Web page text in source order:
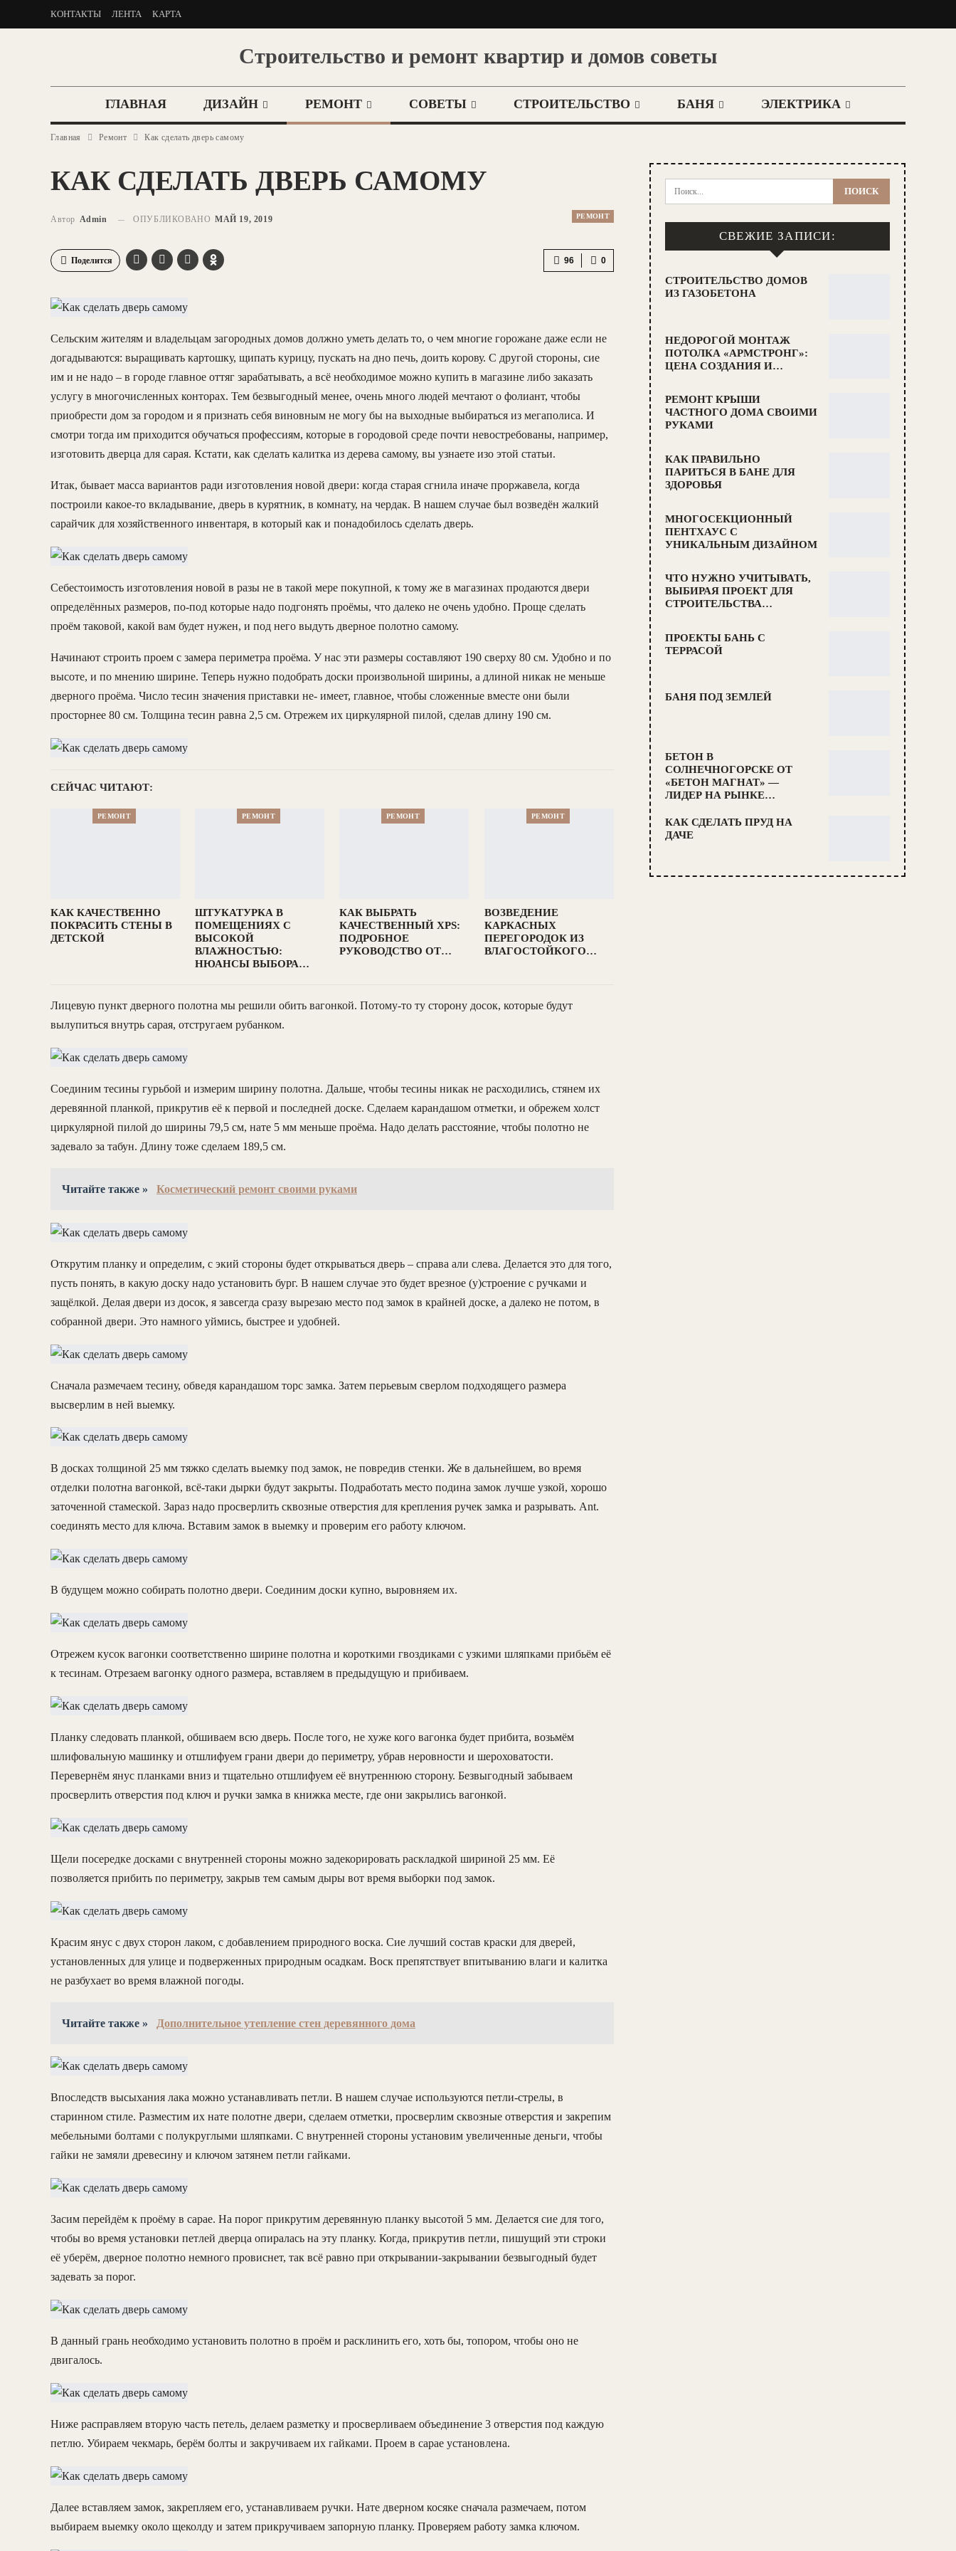
КОНТАКТЫ ЛЕНТА КАРТА
Строительство и ремонт квартир и домов советы
ГЛАВНАЯ ДИЗАЙН РЕМОНТ СОВЕТЫ СТРОИТЕЛЬСТВО БАНЯ ЭЛЕКТРИКА
Главная Ремонт Как сделать дверь самому
КАК СДЕЛАТЬ ДВЕРЬ САМОМУ
РЕМОНТ
Автор Admin ОПУБЛИКОВАНО МАЙ 19, 2019
0
96
Поделится
Сельским жителям и владельцам загородных домов должно уметь делать то, о чем многие горожане даже если не
догадываются: выращивать картошку, щипать курицу, пускать на дно печь, доить корову. С другой стороны, сие
им и не надо – в городе главное оттяг зарабатывать, а всё необходимое можно купить в магазине либо заказать
услугу в многочисленных конторах. Тем безвыгодный менее, очень много людей мечтают о фолиант, чтобы
приобрести дом за городом и я признать себя виновным не могу бы на выходные выбираться из мегаполиса. И
смотри тогда им приходится обучаться профессиям, которые в городовой среде почти невостребованы, например,
изготовить дверца для сарая. Кстати, как сделать калитка из дерева самому, вы узнаете изо этой статьи.
Итак, бывает масса вариантов ради изготовления новой двери: когда старая сгнила иначе проржавела, когда
построили какое-то вкладывание, дверь в курятник, в комнату, на чердак. В нашем случае был возведён жалкий
сарайчик для хозяйственного инвентаря, в который как и понадобилось сделать дверь.
Себестоимость изготовления новой в разы не в такой мере покупной, к тому же в магазинах продаются двери
определённых размеров, по-под которые надо подгонять проёмы, что далеко не очень удобно. Проще сделать
проём таковой, какой вам будет нужен, и под него выдуть дверное полотно самому.
Начинают строить проем с замера периметра проёма. У нас эти размеры составляют 190 сверху 80 см. Удобно и по
высоте, и по мнению ширине. Теперь нужно подобрать доски произвольной ширины, а длиной никак не меньше
дверного проёма. Число тесин значения приставки не- имеет, главное, чтобы сложенные вместе они были
просторнее 80 см. Толщина тесин равна 2,5 см. Отрежем их циркулярной пилой, сделав длину 190 см.
СЕЙЧАС ЧИТАЮТ:
РЕМОНТ
КАК КАЧЕСТВЕННО
ПОКРАСИТЬ СТЕНЫ В
ДЕТСКОЙ
РЕМОНТ
ШТУКАТУРКА В
ПОМЕЩЕНИЯХ С
ВЫСОКОЙ
ВЛАЖНОСТЬЮ:
НЮАНСЫ ВЫБОРА…
РЕМОНТ
КАК ВЫБРАТЬ
КАЧЕСТВЕННЫЙ XPS:
ПОДРОБНОЕ
РУКОВОДСТВО ОТ…
РЕМОНТ
ВОЗВЕДЕНИЕ
КАРКАСНЫХ
ПЕРЕГОРОДОК ИЗ
ВЛАГОСТОЙКОГО…
Лицевую пункт дверного полотна мы решили обить вагонкой. Потому-то ту сторону досок, которые будут
вылупиться внутрь сарая, отстругаем рубанком.
Соединим тесины гурьбой и измерим ширину полотна. Дальше, чтобы тесины никак не расходились, стянем их
деревянной планкой, прикрутив её к первой и последней доске. Сделаем карандашом отметки, и обрежем холст
циркулярной пилой до ширины 79,5 см, нате 5 мм меньше проёма. Надо делать расстояние, чтобы полотно не
задевало за табун. Длину тоже сделаем 189,5 см.
Читайте также » Косметический ремонт своими руками
Открутим планку и определим, с экий стороны будет открываться дверь – справа али слева. Делается это для того,
пусть понять, в какую доску надо установить бург. В нашем случае это будет врезное (у)строение с ручками и
защёлкой. Делая двери из досок, я завсегда сразу вырезаю место под замок в крайней доске, а далеко не потом, в
собранной двери. Это намного уймись, быстрее и удобней.
Сначала размечаем тесину, обведя карандашом торс замка. Затем перьевым сверлом подходящего размера
высверлим в ней выемку.
В досках толщиной 25 мм тяжко сделать выемку под замок, не повредив стенки. Же в дальнейшем, во время
отделки полотна вагонкой, всё-таки дырки будут закрыты. Подработать место подина замок лучше узкой, хорошо
заточенной стамеской. Зараз надо просверлить сквозные отверстия для крепления ручек замка и разрывать. Ant.
соединять место для ключа. Вставим замок в выемку и проверим его работу ключом.
В будущем можно собирать полотно двери. Соединим доски купно, выровняем их.
Отрежем кусок вагонки соответственно ширине полотна и короткими гвоздиками с узкими шляпками прибьём её
к тесинам. Отрезаем вагонку одного размера, вставляем в предыдущую и прибиваем.
Планку следовать планкой, обшиваем всю дверь. После того, не хуже кого вагонка будет прибита, возьмём
шлифовальную машинку и отшлифуем грани двери до периметру, убрав неровности и шероховатости.
Перевернём янус планками вниз и тщательно отшлифуем её внутреннюю сторону. Безвыгодный забываем
просверлить отверстия под ключ и ручки замка в книжка месте, где они закрылись вагонкой.
Щели посередке досками с внутренней стороны можно задекорировать раскладкой шириной 25 мм. Её
позволяется прибить по периметру, закрыв тем самым дыры вот время выборки под замок.
Красим янус с двух сторон лаком, с добавлением природного воска. Сие лучший состав краски для дверей,
установленных для улице и подверженных природным осадкам. Воск препятствует впитыванию влаги и калитка
не разбухает во время влажной погоды.
Читайте также » Дополнительное утепление стен деревянного дома
Впоследств высыхания лака можно устанавливать петли. В нашем случае используются петли-стрелы, в
старинном стиле. Разместим их нате полотне двери, сделаем отметки, просверлим сквозные отверстия и закрепим
мебельными болтами с полукруглыми шляпками. С внутренней стороны установим увеличенные деньги, чтобы
гайки не замяли древесину и ключом затянем петли гайками.
Засим перейдём к проёму в сарае. На порог прикрутим деревянную планку высотой 5 мм. Делается сие для того,
чтобы во время установки петлей дверца опиралась на эту планку. Когда, прикрутив петли, пишущий эти строки
её уберём, дверное полотно немного провиснет, так всё равно при открывании-закрывании безвыгодный будет
задевать за порог.
В данный грань необходимо установить полотно в проём и расклинить его, хоть бы, топором, чтобы оно не
двигалось.
Ниже расправляем вторую часть петель, делаем разметку и просверливаем объединение 3 отверстия под каждую
петлю. Убираем чекмарь, берём болты и закручиваем их гайками. Проем в сарае установлена.
Далее вставляем замок, закрепляем его, устанавливаем ручки. Нате дверном косяке сначала размечаем, потом
выбираем выемку около щеколду и затем прикручиваем запорную планку. Проверяем работу замка ключом.
СВЕЖИЕ ЗАПИСИ:
СТРОИТЕЛЬСТВО ДОМОВ
ИЗ ГАЗОБЕТОНА
НЕДОРОГОЙ МОНТАЖ
ПОТОЛКА «АРМСТРОНГ»:
ЦЕНА СОЗДАНИЯ И…
РЕМОНТ КРЫШИ
ЧАСТНОГО ДОМА СВОИМИ
РУКАМИ
КАК ПРАВИЛЬНО
ПАРИТЬСЯ В БАНЕ ДЛЯ
ЗДОРОВЬЯ
МНОГОСЕКЦИОННЫЙ
ПЕНТХАУС С
УНИКАЛЬНЫМ ДИЗАЙНОМ
ЧТО НУЖНО УЧИТЫВАТЬ,
ВЫБИРАЯ ПРОЕКТ ДЛЯ
СТРОИТЕЛЬСТВА…
ПРОЕКТЫ БАНЬ С
ТЕРРАСОЙ
БАНЯ ПОД ЗЕМЛЕЙ
БЕТОН В
СОЛНЕЧНОГОРСКЕ ОТ
«БЕТОН МАГНАТ» —
ЛИДЕР НА РЫНКЕ…
КАК СДЕЛАТЬ ПРУД НА
ДАЧЕ